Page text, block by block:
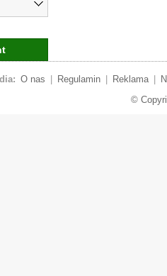
O nas Regulamin Reklama
©